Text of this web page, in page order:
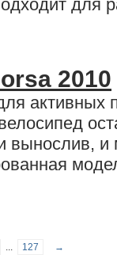
для
2010
активных
вынослив,
... 127 →